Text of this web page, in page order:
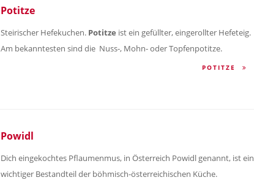
Potitze
Steirischer Hefekuchen. Potitze ist ein gefüllter, eingerollter Hefeteig.
Am bekanntesten sind die Nuss-, Mohn- oder Topfenpotitze.
POTITZE
Powidl
Dich eingekochtes Pflaumenmus, in Österreich Powidl genannt, ist ein
wichtiger Bestandteil der böhmisch-österreichischen Küche.